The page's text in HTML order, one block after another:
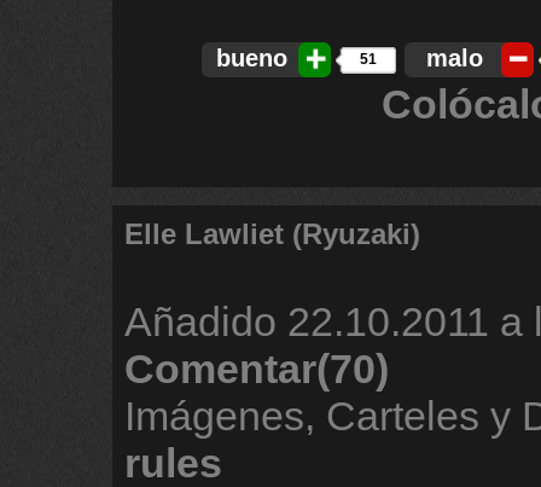
bueno 51 malo
Elle Lawliet (Ryuzaki)
Añadido 22.10.2011 a
Comentar(70)
Imágenes, Carteles y
rules